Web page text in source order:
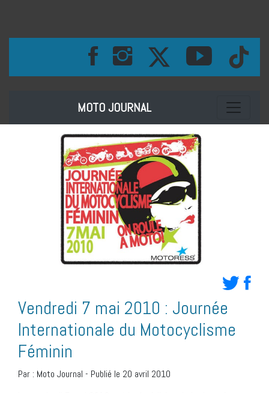
MOTO JOURNAL Toggle
Vendredi 7 mai 2010 : Journée
Internationale du Motocyclisme
Féminin
Par : Moto Journal - Publié le 20 avril 2010